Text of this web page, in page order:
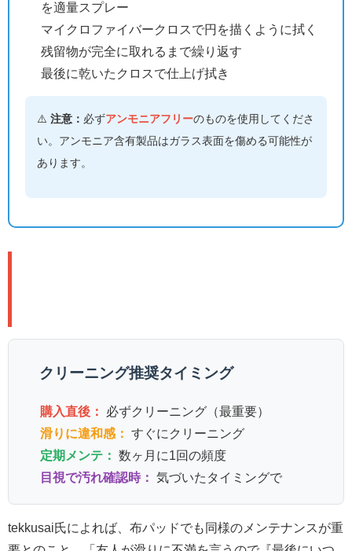
を適量スプレー
マイクロファイバークロスで円を描くように拭く
残留物が完全に取れるまで繰り返す
最後に乾いたクロスで仕上げ拭き
⚠️ 注意： 必ずアンモニアフリーのものを使用してくださ
い。アンモニア含有製品はガラス表面を傷める可能性が
あります。
クリーニング推奨タイミング
購入直後：
必ずクリーニング（最重要）
滑りに違和感：
すぐにクリーニング
定期メンテ：
数ヶ月に1回の頻度
目視で汚れ確認時：
気づいたタイミングで
tekkusai氏によれば、布パッドでも同様のメンテナンスが重